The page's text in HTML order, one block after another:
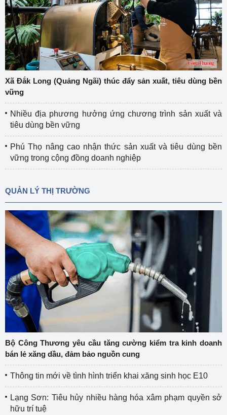
Xã Đắk Long (Quảng Ngãi) thúc đẩy sản xuất, tiêu dùng bền
vững
Nhiều địa phương hưởng ứng chương trình sản xuất và
tiêu dùng bền vững
Phú Thọ nâng cao nhận thức sản xuất và tiêu dùng bền
vững trong cộng đồng doanh nghiệp
QUẢN LÝ THỊ TRƯỜNG
Bộ Công Thương yêu cầu tăng cường kiểm tra kinh doanh
bán lẻ xăng dầu, đảm bảo nguồn cung
Thông tin mới về tình hình triển khai xăng sinh học E10
Lạng Sơn: Tiêu hủy nhiều hàng hóa xâm phạm quyền sở
hữu trí tuệ